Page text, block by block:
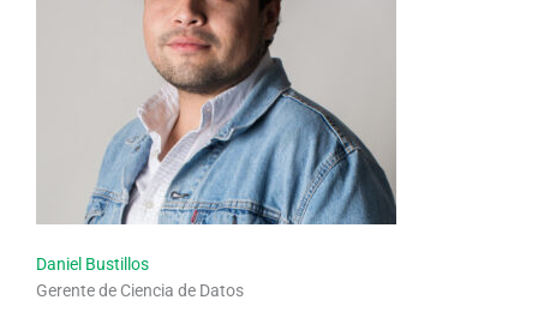
Daniel Bustillos
Gerente de Ciencia de Datos